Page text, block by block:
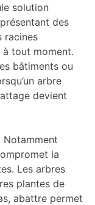
solution
des
racines
à tout moment.
bâtiments ou
arbre
devient
Notamment
la
Les arbres
plantes de
abattre permet